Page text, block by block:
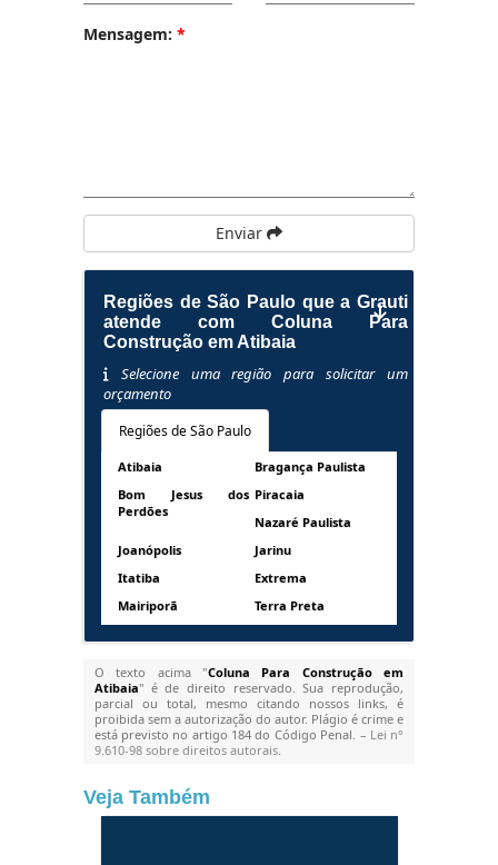
Mensagem: *
Enviar
Regiões de São Paulo que a Grauti
atende com Coluna Para
Construção em Atibaia
Selecione uma região para solicitar um
orçamento
Regiões de São Paulo
Atibaia
Bragança Paulista
Bom Jesus dos
Perdões
Piracaia
Nazaré Paulista
Joanópolis
Jarinu
Itatiba
Extrema
Mairiporã
Terra Preta
O texto acima "Coluna Para Construção em
Atibaia" é de direito reservado. Sua reprodução,
parcial ou total, mesmo citando nossos links, é
proibida sem a autorização do autor. Plágio é crime e
está previsto no artigo 184 do Código Penal. – Lei n°
9.610-98 sobre direitos autorais.
Veja Também